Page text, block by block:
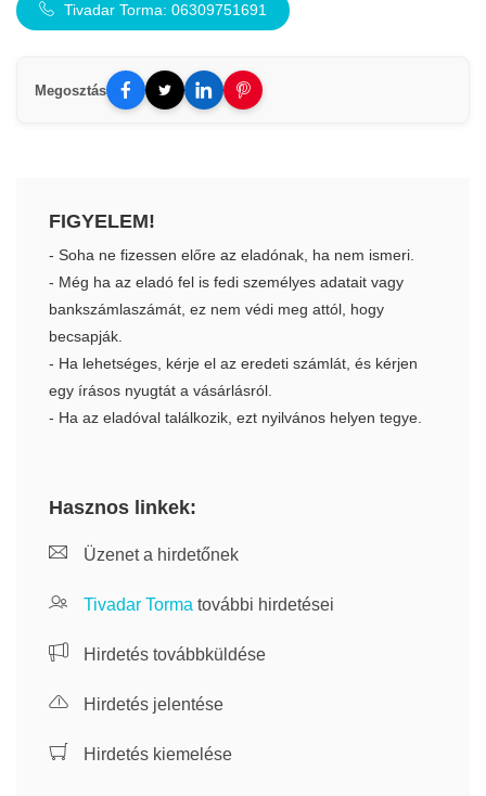
Tivadar Torma: 06309751691
Megosztás
FIGYELEM!
- Soha ne fizessen előre az eladónak, ha nem ismeri.
- Még ha az eladó fel is fedi személyes adatait vagy
bankszámlaszámát, ez nem védi meg attól, hogy
becsapják.
- Ha lehetséges, kérje el az eredeti számlát, és kérjen
egy írásos nyugtát a vásárlásról.
- Ha az eladóval találkozik, ezt nyilvános helyen tegye.
Hasznos linkek:
Üzenet a hirdetőnek
Tivadar Torma további hirdetései
Hirdetés továbbküldése
Hirdetés jelentése
Hirdetés kiemelése